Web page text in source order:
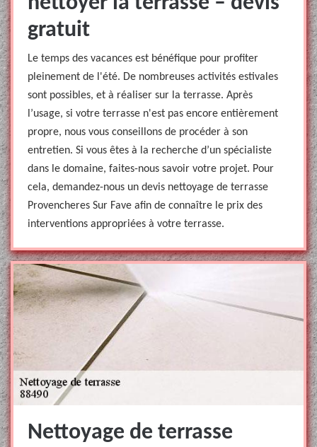
gratuit
Le temps des vacances est bénéfique pour profiter
pleinement de l'été. De nombreuses activités estivales
sont possibles, et à réaliser sur la terrasse. Après
l’usage, si votre terrasse n'est pas encore entièrement
propre, nous vous conseillons de procéder à son
entretien. Si vous êtes à la recherche d’un spécialiste
dans le domaine, faites-nous savoir votre projet. Pour
cela, demandez-nous un devis nettoyage de terrasse
Provencheres Sur Fave afin de connaître le prix des
interventions appropriées à votre terrasse.
Nettoyage de terrasse